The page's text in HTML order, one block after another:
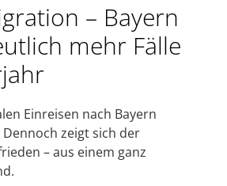
– Bayern
mehr Fälle
Einreisen nach Bayern
zeigt sich der
– aus einem ganz